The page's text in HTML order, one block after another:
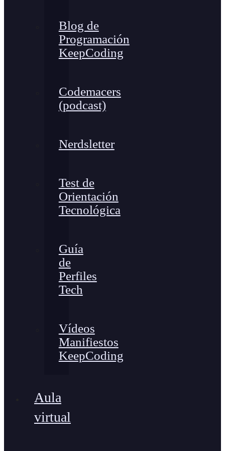
Blog de
Programación
KeepCoding
Codemacers
(podcast)
Nerdsletter
Test de
Orientación
Tecnológica
Guía
de
Perfiles
Tech
Vídeos
Manifiestos
KeepCoding
Aula
virtual